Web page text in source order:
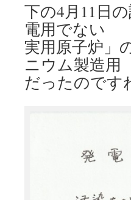
下の4月11日
電用でない
実用原子炉」
ニウム製造用
だったのです